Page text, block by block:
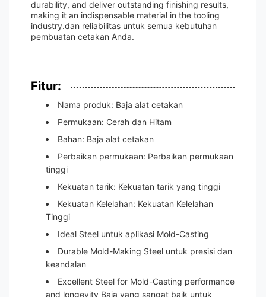
durability, and deliver outstanding finishing results,
making it an indispensable material in the tooling
industry.dan reliabilitas untuk semua kebutuhan
pembuatan cetakan Anda.
Fitur:
Nama produk: Baja alat cetakan
Permukaan: Cerah dan Hitam
Bahan: Baja alat cetakan
Perbaikan permukaan: Perbaikan permukaan
tinggi
Kekuatan tarik: Kekuatan tarik yang tinggi
Kekuatan Kelelahan: Kekuatan Kelelahan
Tinggi
Ideal Steel untuk aplikasi Mold-Casting
Durable Mold-Making Steel untuk presisi dan
keandalan
Excellent Steel for Mold-Casting performance
and longevity Baja yang sangat baik untuk